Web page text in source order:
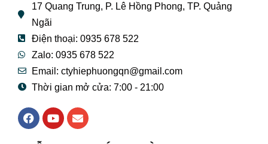
17 Quang Trung, P. Lê Hồng Phong, TP. Quảng
Ngãi
Điện thoại: 0935 678 522
Zalo: 0935 678 522
Email: ctyhiephuongqn@gmail.com
Thời gian mở cửa: 7:00 - 21:00
F
a
Y
o
E
n